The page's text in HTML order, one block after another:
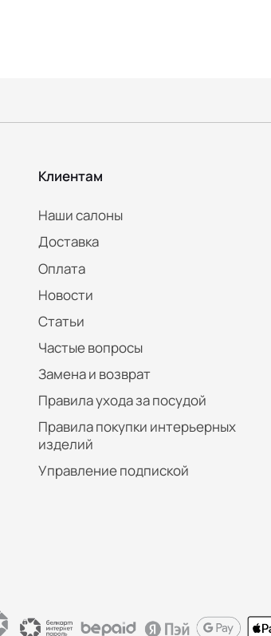
Клиентам
Наши салоны
Доставка
Оплата
Новости
Статьи
Частые вопросы
Замена и возврат
Правила ухода за посудой
Правила покупки интерьерных
изделий
Управление подпиской